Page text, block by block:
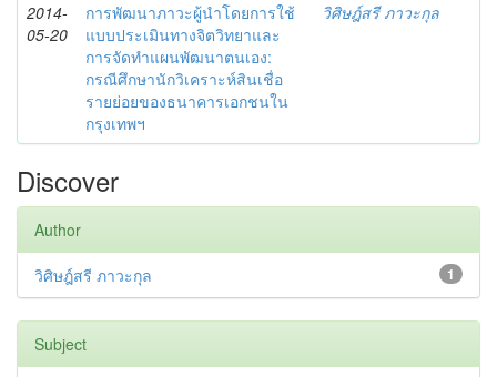
2014-
05-20
การพัฒนาภาวะผู้นำโดยการใช้
แบบประเมินทางจิตวิทยาและ
การจัดทำแผนพัฒนาตนเอง:
กรณีศึกษานักวิเคราะห์สินเชื่อ
รายย่อยของธนาคารเอกชนใน
กรุงเทพฯ
วิศิษฎ์สรี ภาวะกุล
Discover
Author
1
วิศิษฎ์สรี ภาวะกุล
Subject